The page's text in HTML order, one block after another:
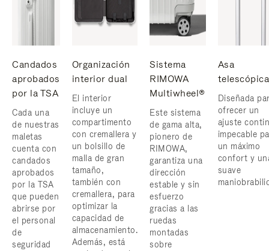
Candados
aprobados
por la TSA
Cada una
de nuestras
maletas
cuenta con
candados
aprobados
por la TSA
que pueden
abrirse por
el personal
de
seguridad
Organización
interior dual
El interior
incluye un
compartimento
con cremallera y
un bolsillo de
malla de gran
tamaño,
también con
cremallera, para
optimizar la
capacidad de
almacenamiento.
Además, está
Sistema
RIMOWA
Multiwheel®
Este sistema
de gama alta,
pionero de
RIMOWA,
garantiza una
dirección
estable y sin
esfuerzo
gracias a las
ruedas
montadas
sobre
Asa
telescópica
Diseñada
ofrecer un
ajuste
impecable
un máximo
confort y
suave